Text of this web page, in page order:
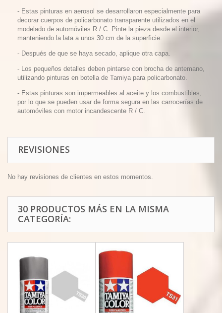
- Estas pinturas en aerosol se desarrollaron especialmente para
decorar cuerpos de policarbonato transparente utilizados en el
modelado de automóviles R / C. Pinte la pieza desde el interior,
manteniendo la lata a unos 30 cm de la superficie.
- Después de que se haya secado, aplique otra capa.
- Los pequeños detalles deben pintarse con brocha de antemano,
utilizando pinturas en botella de Tamiya para policarbonato.
- Estas pinturas son impermeables al aceite y los combustibles,
por lo que se pueden usar de forma segura en las carrocerías de
automóviles con motor incandescente R / C.
REVISIONES
No hay revisiones de clientes en estos momentos.
30 PRODUCTOS MÁS EN LA MISMA
CATEGORÍA: